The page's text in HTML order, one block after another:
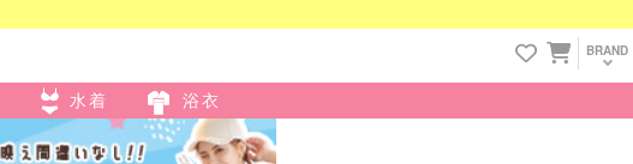
BRAND
水着 浴衣